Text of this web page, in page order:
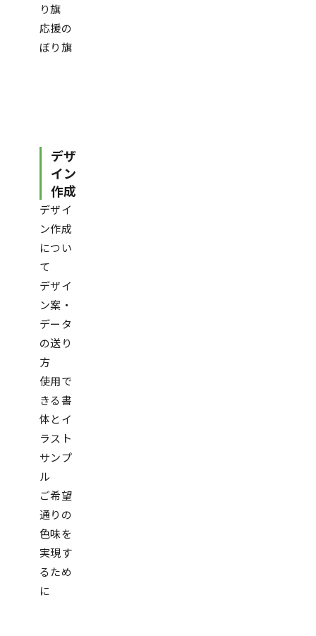
り旗
応援の
ぼり旗
デザ
イン
作成
デザイ
ン作成
につい
て
デザイ
ン案・
データ
の送り
方
使用で
きる書
体とイ
ラスト
サンプ
ル
ご希望
通りの
色味を
実現す
るため
に